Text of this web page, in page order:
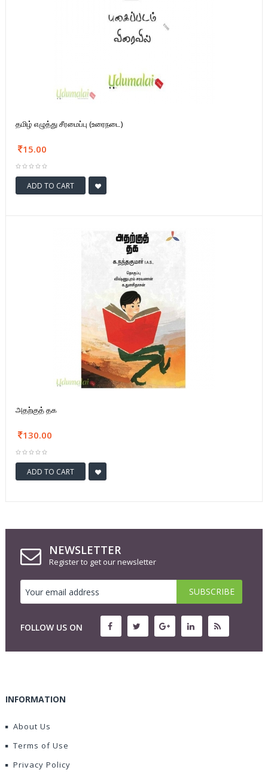
தமிழ் எழுத்து சீரமைப்பு (உரைநடை)
15.00
ADD TO CART
அதற்குத் தக
130.00
ADD TO CART
NEWSLETTER
Register to get our newsletter
FOLLOW US ON
INFORMATION
About Us
Terms of Use
Privacy Policy